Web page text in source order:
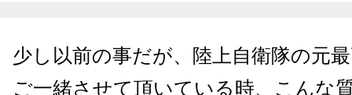
少し以前の事だが、陸上自衛隊の元
ご一緒させて頂いている時、こんな